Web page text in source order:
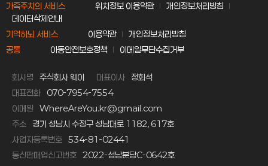
가족주치의 서비스 위치정보 이용약관
개인정보처리방침
데이터삭제안내
기억하뇌 서비스
이용약관
개인정보처리방침
공통
아동안전보호정책 이메일무단수집거부
회사명 주식회사 웨이 대표이사 정회석
대표전화
070-7954-7554
이메일
WhereAreYou.kr@gmail.com
주소
경기 성남시 수정구 성남대로 1182, 617호
사업자등록번호 534-81-02441
통신판매업신고번호 2022-성남분당C-0642호